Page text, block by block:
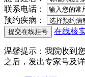
联系电话：
预约疾病：
在线核
温馨提示 ：我院收到
之后，发出专家号及